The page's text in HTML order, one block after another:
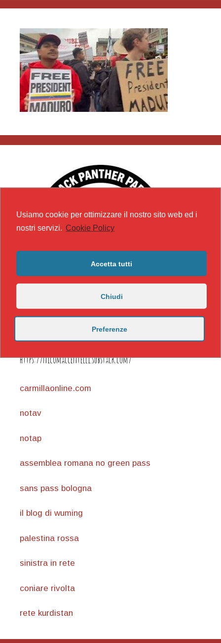
https://nicomaccentelli.substack.com/
carmillaonline.com
notav
notap
assemblea romana no green pass
sans pass bologna
il blog di wuming
palestina rossa
sinistra in rete
coniare rivolta
rete kurdistan
Usiamo cookie per ottimizzare il nostro sito web ed i
nostri servizi. Cookie Policy
Accetta tutti
Chiudi
Preferenze